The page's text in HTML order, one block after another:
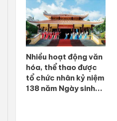
Nhiều hoạt động văn
hóa, thể thao được
tổ chức nhân kỷ niệm
138 năm Ngày sinh...